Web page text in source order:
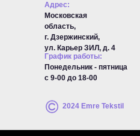
2024 Emre Tekstil
Адрес:
Московская
область,
г. Дзержинский,
ул. Карьер ЗИЛ, д. 4
График работы:
Понедельник - пятница
с 9-00 до 18-00